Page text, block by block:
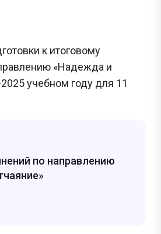
к итоговому
«Надежда и
учебном году для 11
по направлению